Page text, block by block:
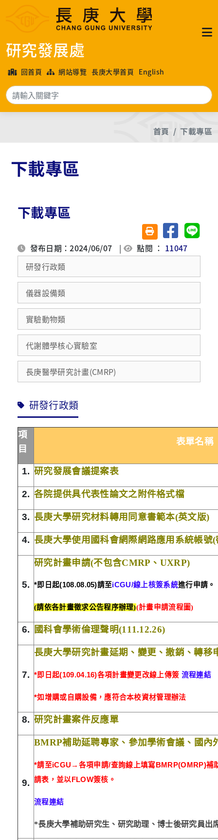
研究發展處
回首頁 網站導覽 長庚大學首頁 English
搜尋
首頁 下載專區
下載專區
下載專區
友善列印(另開視窗)
分享至臉書分享
發布日期：2024/06/07 | 點閱 ： 11047
研發行政類
儀器設備類
實驗動物類
代謝體學核心實驗室
長庚醫學研究計畫(CMRP)
研發行政類
項
目
表單名稱
1. 研究發展會議提案表
2. 各院提供具代表性論文之附件格式檔
3. 長庚大學研究材料轉用同意書範本(英文版)
4. 長庚大學使用國科會網際網路應用系統帳號(
5.
研究計畫申請(不包含CMRP、UXRP)
*即日起(108.08.05)請至iCGU/線上核簽系統進行申請。
(請依各計畫徵求公告程序辦理)(計畫申請流程圖)
6. 國科會學術倫理聲明(111.12.26)
7.
長庚大學研究計畫延期、變更、撤銷、轉移
*即日起(109.04.16)各項計畫變更改線上傳簽 流程連結
*如增購或自購設備，應符合本校資材管理辦法
8. 研究計畫案件反應單
9.
BMRP補助延聘專家、參加學術會議、國內
*請至iCGU →各項申請/查詢線上填寫 BMRP(OMRP)補
請表，並以 FLOW簽核。
流程連結
*長庚大學補助研究生、研究助理、博士後研究員出